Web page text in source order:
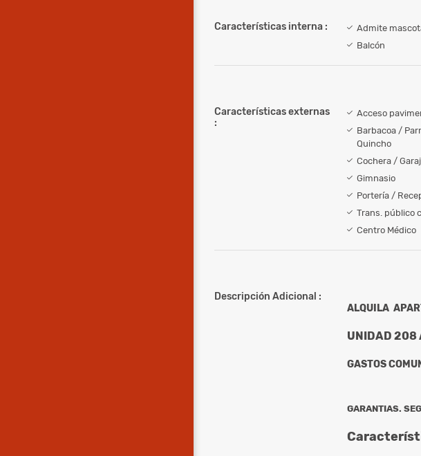
Características interna : Admite
Balcón
Características externas
:
Acceso
Barbacoa /
Quincho
Cochera /
Gimnasio
Portería /
Trans. público
Centro Médico
Descripción Adicional :
ALQUILA
UNIDAD 208
GASTOS
GARANTIAS.